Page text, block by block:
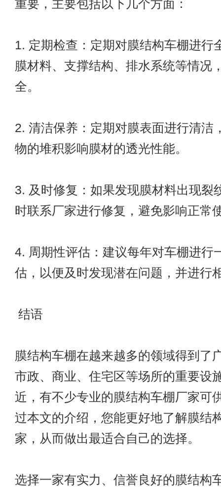
重要，主要包括以下几个方面：
1. 定期检查：定期对膜结构车棚进行
膜材料、支撑结构、排水系统等情况
全。
2. 清洁保养：定期对膜表面进行清洁
物的堆积影响膜材的透光性能。
3. 及时修复：如果发现膜材料出现裂
时联系厂家进行修复，避免影响正常
4. 周期性评估：建议每年对车棚进行
估，以便及时发现潜在问题，并进行
结语
膜结构车棚在越来越多的领域得到了
市政、商业、住宅区等场所的重要设
近，有不少专业的膜结构车棚厂家可
过本文的介绍，您能更好地了解膜结
家，从而做出最适合自己的选择。
选择一家有实力、信誉良好的膜结构